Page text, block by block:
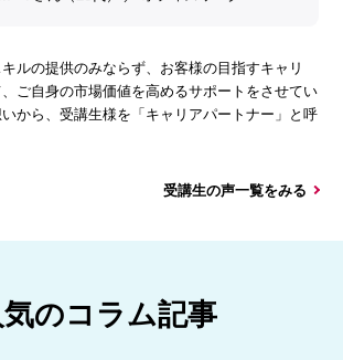
ルの提供のみならず、お客様の目指すキャリ
ご自身の市場価値を高めるサポートをさせてい
から、受講生様を「キャリアパートナー」と呼
受講生の声一覧をみる
気のコラム記事